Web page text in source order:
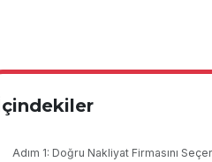
Adım 1: Doğru Nakliyat Firmasını